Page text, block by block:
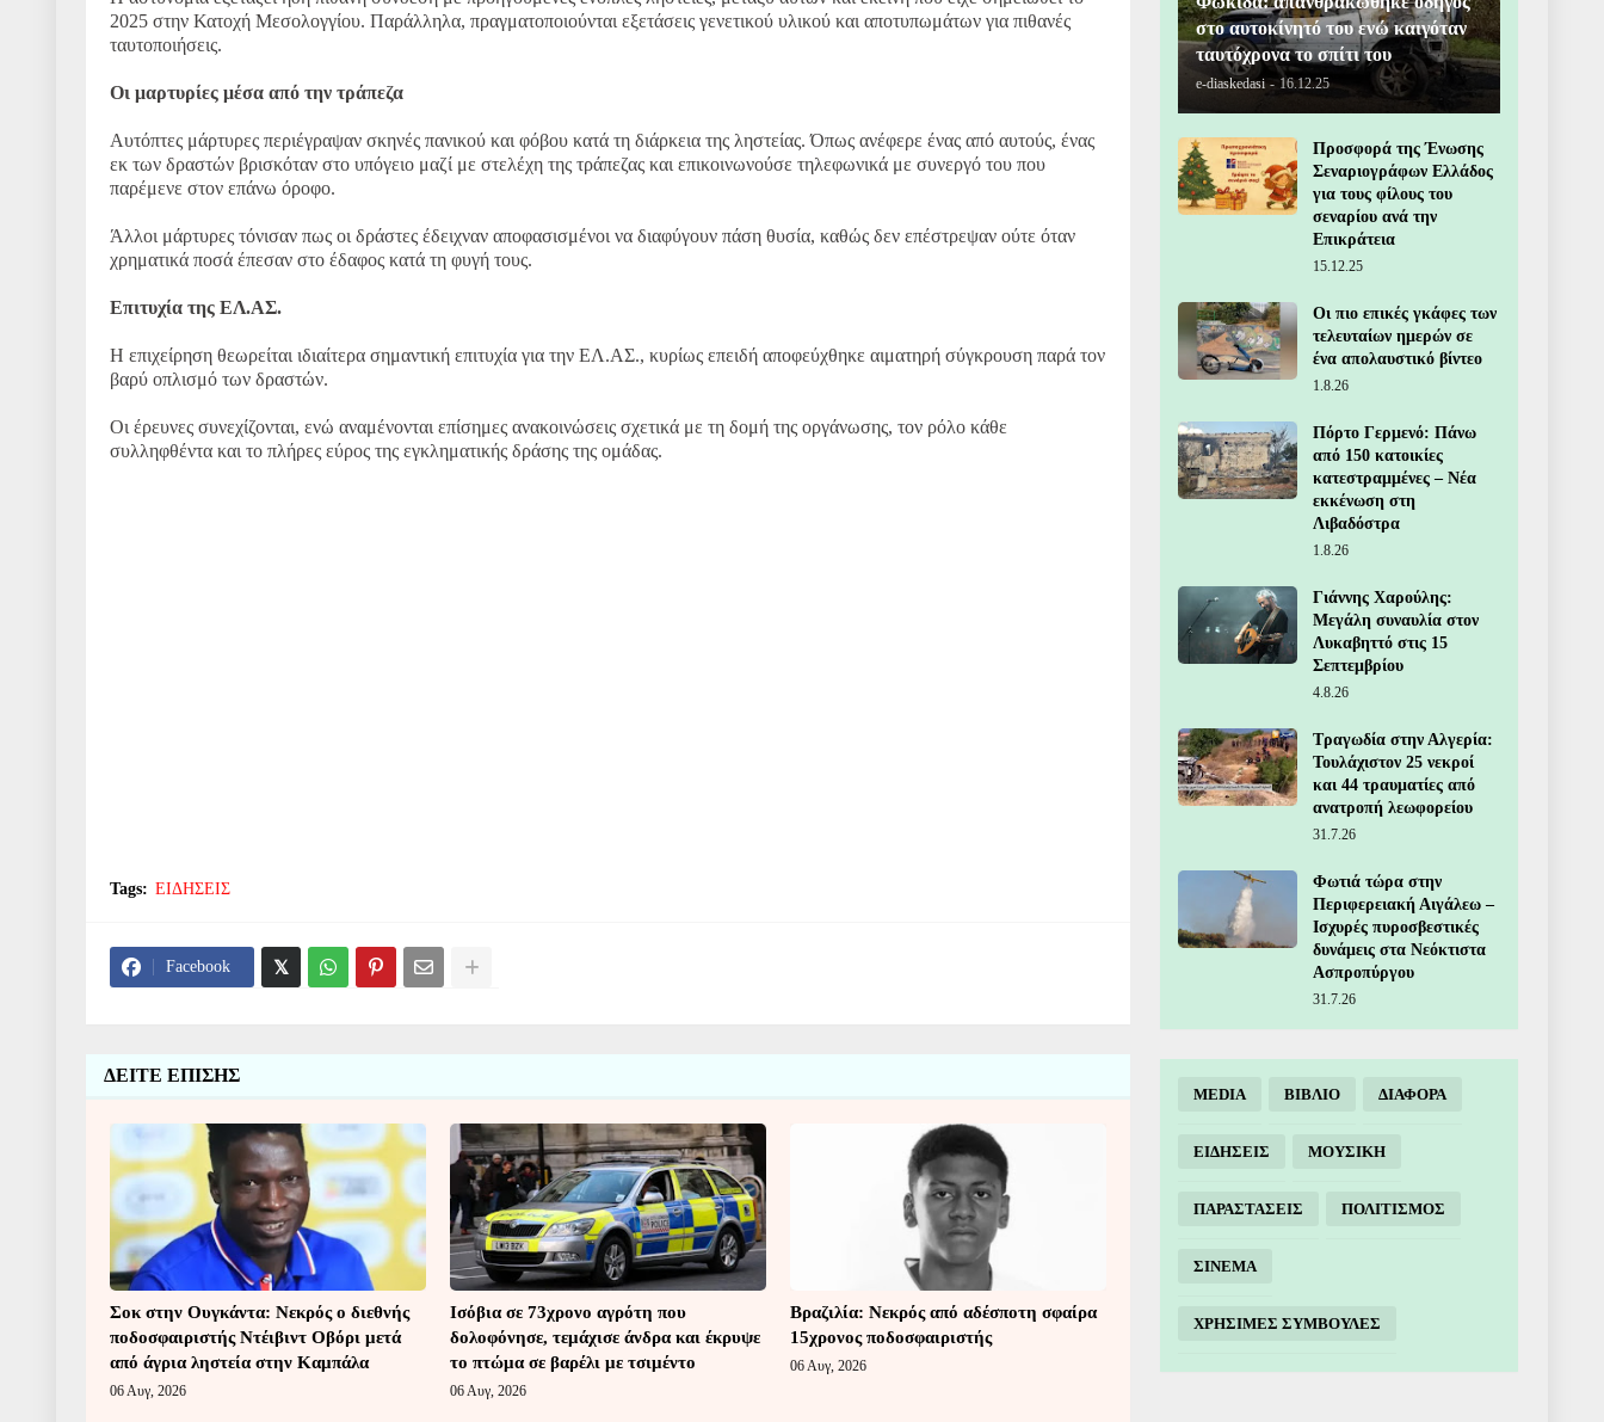
2025 στην Κατοχή Μεσολογγίου. Παράλληλα, πραγματοποιούνται εξετάσεις γενετικού υλικού και αποτυπωμάτων για πιθανές
ταυτοποιήσεις.
Οι μαρτυρίες μέσα από την τράπεζα
Αυτόπτες μάρτυρες περιέγραψαν σκηνές πανικού και φόβου κατά τη διάρκεια της ληστείας. Όπως ανέφερε ένας από αυτούς, ένας
εκ των δραστών βρισκόταν στο υπόγειο μαζί με στελέχη της τράπεζας και επικοινωνούσε τηλεφωνικά με συνεργό του που
παρέμενε στον επάνω όροφο.
Άλλοι μάρτυρες τόνισαν πως οι δράστες έδειχναν αποφασισμένοι να διαφύγουν πάση θυσία, καθώς δεν επέστρεψαν ούτε όταν
χρηματικά ποσά έπεσαν στο έδαφος κατά τη φυγή τους.
Επιτυχία της ΕΛ.ΑΣ.
Η επιχείρηση θεωρείται ιδιαίτερα σημαντική επιτυχία για την ΕΛ.ΑΣ., κυρίως επειδή αποφεύχθηκε αιματηρή σύγκρουση παρά τον
βαρύ οπλισμό των δραστών.
Οι έρευνες συνεχίζονται, ενώ αναμένονται επίσημες ανακοινώσεις σχετικά με τη δομή της οργάνωσης, τον ρόλο κάθε
συλληφθέντα και το πλήρες εύρος της εγκληματικής δράσης της ομάδας.
Tags: ΕΙΔΗΣΕΙΣ
Facebook
ΔΕΙΤΕ ΕΠΙΣΗΣ
Σοκ στην Ουγκάντα: Νεκρός ο διεθνής
ποδοσφαιριστής Ντέιβιντ Οβόρι μετά
από άγρια ληστεία στην Καμπάλα
06 Αυγ, 2026
Ισόβια σε 73χρονο αγρότη που
δολοφόνησε, τεμάχισε άνδρα και έκρυψε
το πτώμα σε βαρέλι με τσιμέντο
06 Αυγ, 2026
Βραζιλία: Νεκρός από αδέσποτη σφαίρα
15χρονος ποδοσφαιριστής
06 Αυγ, 2026
στο αυτοκίνητό του ενώ καιγόταν
ταυτόχρονα το σπίτι του
e-diaskedasi - 16.12.25
Προσφορά της Ένωσης
Σεναριογράφων Ελλάδος
για τους φίλους του
σεναρίου ανά την
Επικράτεια
15.12.25
Οι πιο επικές γκάφες των
τελευταίων ημερών σε
ένα απολαυστικό βίντεο
1.8.26
Πόρτο Γερμενό: Πάνω
από 150 κατοικίες
κατεστραμμένες – Νέα
εκκένωση στη
Λιβαδόστρα
1.8.26
Γιάννης Χαρούλης:
Μεγάλη συναυλία στον
Λυκαβηττό στις 15
Σεπτεμβρίου
4.8.26
Τραγωδία στην Αλγερία:
Τουλάχιστον 25 νεκροί
και 44 τραυματίες από
ανατροπή λεωφορείου
31.7.26
Φωτιά τώρα στην
Περιφερειακή Αιγάλεω –
Ισχυρές πυροσβεστικές
δυνάμεις στα Νεόκτιστα
Ασπροπύργου
31.7.26
MEDIA ΒΙΒΛΙΟ ΔΙΑΦΟΡΑ
ΕΙΔΗΣΕΙΣ ΜΟΥΣΙΚΗ
ΠΑΡΑΣΤΑΣΕΙΣ ΠΟΛΙΤΙΣΜΟΣ
ΣΙΝΕΜΑ
ΧΡΗΣΙΜΕΣ ΣΥΜΒΟΥΛΕΣ